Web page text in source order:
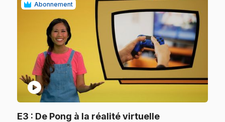
Abonnement
play_circle
E3 : De Pong à la réalité virtuelle.